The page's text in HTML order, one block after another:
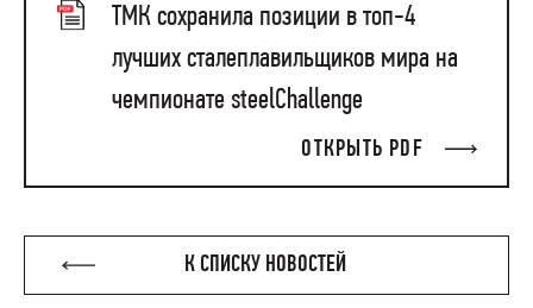
ТМК сохранила позиции в топ-4
лучших сталеплавильщиков мира на
чемпионате steelChallenge
ОТКРЫТЬ PDF
К СПИСКУ НОВОСТЕЙ